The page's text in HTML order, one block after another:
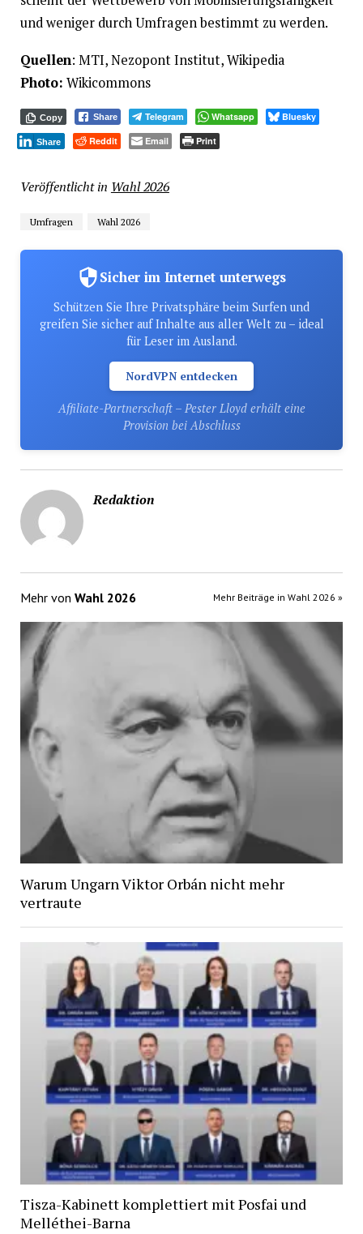
und weniger durch Umfragen bestimmt zu werden.
Quellen: MTI, Nezopont Institut, Wikipedia
Photo: Wikicommons
Copy Share Telegram Whatsapp Bluesky
Share Reddit Email Print
Veröffentlicht in Wahl 2026
Umfragen Wahl 2026
Sicher im Internet unterwegs
Schützen Sie Ihre Privatsphäre beim Surfen und
greifen Sie sicher auf Inhalte aus aller Welt zu – ideal
für Leser im Ausland.
NordVPN entdecken
Affiliate-Partnerschaft – Pester Lloyd erhält eine
Provision bei Abschluss
Redaktion
Mehr von Wahl 2026 Mehr Beiträge in Wahl 2026 »
Warum Ungarn Viktor Orbán nicht mehr
vertraute
Tisza-Kabinett komplettiert mit Posfai und
Melléthei-Barna